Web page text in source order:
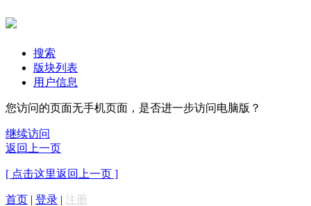
搜索
版块列表
用户信息
您访问的页面无手机页面，是否进一步访问电脑版？
继续访问
返回上一页
[ 点击这里返回上一页 ]
首页 | 登录 | 注册